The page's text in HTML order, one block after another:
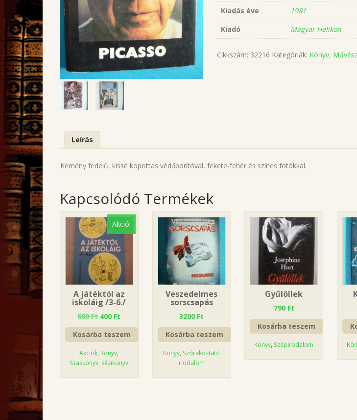
Kiadás éve
1981
Kiadó
Magyar Helikon
Cikkszám: 32216 Kategóriák: Könyv,
Leírás
Kemény fedelű, kissé kopottas védőborítóval, fekete-fehér és színes fotókkal.
Kapcsolódó Termékek
Akció!
A játéktól az
iskoláig /3-6./
600Ft 400 Ft
Kosárba teszem
Akciók Könyv
Szakkönyv, kézikönyv
Veszedelmes
sorscsapás
3200 Ft
Kosárba teszem
Könyv Szórakoztató
irodalom
Gyűlöllek
790 Ft
Kosárba teszem
Könyv Szépirodalom